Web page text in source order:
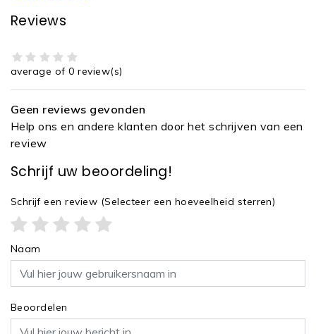
Reviews
average of 0 review(s)
Geen reviews gevonden
Help ons en andere klanten door het schrijven van een
review
Schrijf uw beoordeling!
Schrijf een review (Selecteer een hoeveelheid sterren)
Naam
Beoordelen